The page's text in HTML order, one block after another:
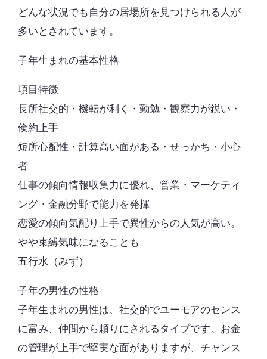
どんな状況でも自分の居場所を見つけられる人が
多いとされています。
子年生まれの基本性格
項目特徴
長所社交的・機転が利く・勤勉・観察力が鋭い・
倹約上手
短所心配性・計算高い面がある・せっかち・小心
者
仕事の傾向情報収集力に優れ、営業・マーケティ
ング・金融分野で能力を発揮
恋愛の傾向気配り上手で異性からの人気が高い。
やや束縛気味になることも
五行水（みず）
子年の男性の性格
子年生まれの男性は、社交的でユーモアのセンス
に富み、仲間から頼りにされるタイプです。お金
の管理が上手で堅実な面がありますが、チャンス